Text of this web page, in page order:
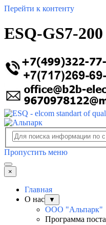
Перейти к контенту
ESQ-GS7-
Пропустить меню
×
Главная
О нас
▼
ООО "Альпарк"
Программа